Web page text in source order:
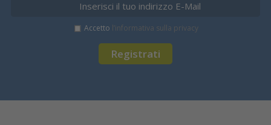
Registrati
Accetto l’informativa sulla privacy